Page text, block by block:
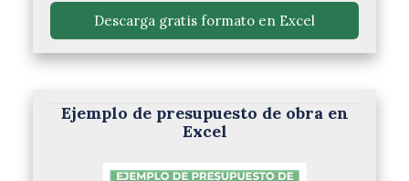
Descarga gratis formato en Excel
Ejemplo de presupuesto de obra en
Excel